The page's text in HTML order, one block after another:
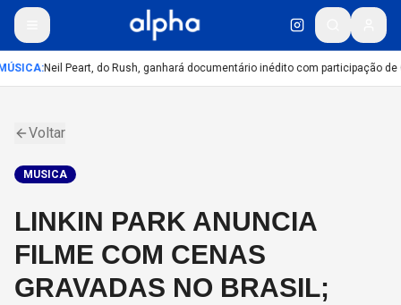
:Neil Peart, do Rush, ganhará documentário inédito com participação de
Voltar
MUSICA
LINKIN PARK ANUNCIA
FILME COM CENAS
GRAVADAS NO BRASIL;